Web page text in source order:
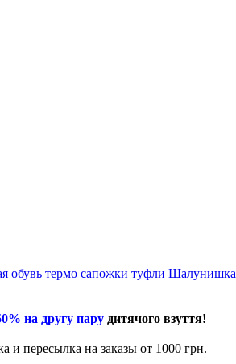
обувь термо сапожки туфли Шалунишка
на другу парудитячого взуття!
и пересылка на заказы от 1000 грн.